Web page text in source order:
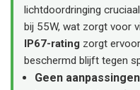
lichtdoordringing
bij 55W, wat zorgt voor
IP67-rating zorgt
beschermd blijft tegen
Geen